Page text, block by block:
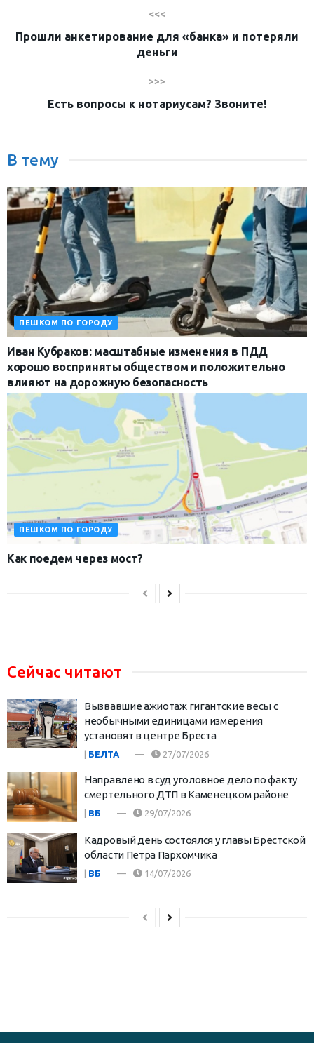
<<<
Прошли анкетирование для «банка» и потеряли
деньги
>>>
Есть вопросы к нотариусам? Звоните!
В тему
ПЕШКОМ ПО ГОРОДУ
Иван Кубраков: масштабные изменения в ПДД
хорошо восприняты обществом и положительно
влияют на дорожную безопасность
ПЕШКОМ ПО ГОРОДУ
Как поедем через мост?
Сейчас читают
Вызвавшие ажиотаж гигантские весы с
необычными единицами измерения
установят в центре Бреста
| БЕЛТА 27/07/2026
Направлено в суд уголовное дело по факту
смертельного ДТП в Каменецком районе
| ВБ 29/07/2026
Кадровый день состоялся у главы Брестской
области Петра Пархомчика
ВБ 14/07/2026